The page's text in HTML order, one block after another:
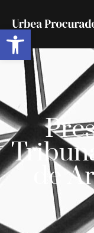
Abrir
de